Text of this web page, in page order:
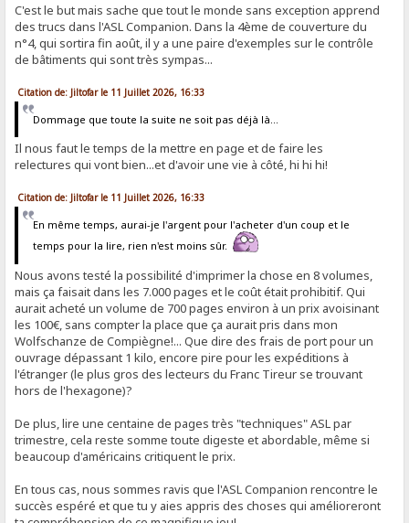
C'est le but mais sache que tout le monde sans exception apprend
des trucs dans l'ASL Companion. Dans la 4ème de couverture du
n°4, qui sortira fin août, il y a une paire d'exemples sur le contrôle
de bâtiments qui sont très sympas...
Citation de: Jiltofar le 11 Juillet 2026, 16:33
Dommage que toute la suite ne soit pas déjà là...
Il nous faut le temps de la mettre en page et de faire les
relectures qui vont bien...et d'avoir une vie à côté, hi hi hi!
Citation de: Jiltofar le 11 Juillet 2026, 16:33
En même temps, aurai-je l'argent pour l'acheter d'un coup et le
temps pour la lire, rien n'est moins sûr.
Nous avons testé la possibilité d'imprimer la chose en 8 volumes,
mais ça faisait dans les 7.000 pages et le coût était prohibitif. Qui
aurait acheté un volume de 700 pages environ à un prix avoisinant
les 100€, sans compter la place que ça aurait pris dans mon
Wolfschanze de Compiègne!... Que dire des frais de port pour un
ouvrage dépassant 1 kilo, encore pire pour les expéditions à
l'étranger (le plus gros des lecteurs du Franc Tireur se trouvant
hors de l'hexagone)?
De plus, lire une centaine de pages très "techniques" ASL par
trimestre, cela reste somme toute digeste et abordable, même si
beaucoup d'américains critiquent le prix.
En tous cas, nous sommes ravis que l'ASL Companion rencontre le
succès espéré et que tu y aies appris des choses qui amélioreront